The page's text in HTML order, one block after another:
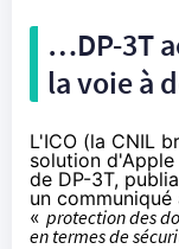
…DP-3T
la voie à
L'ICO (la CNIL
solution
de DP-3T,
un communiqué
« protection des
en termes de